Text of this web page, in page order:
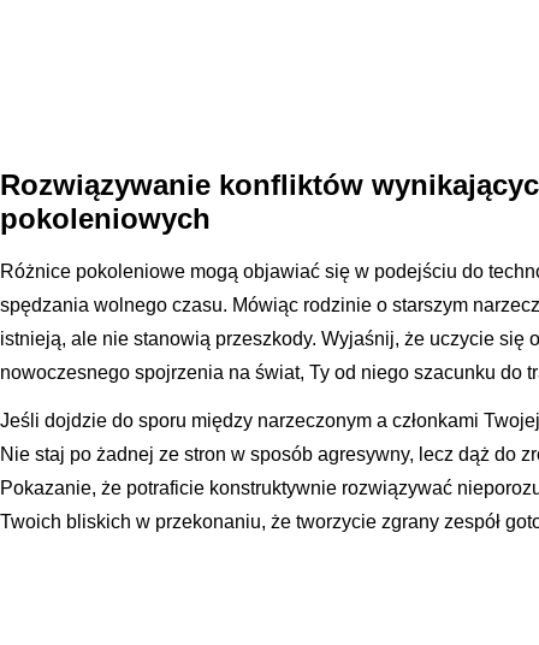
Rozwiązywanie konfliktów
pokoleniowych
Różnice pokoleniowe mogą objawiać się w podejściu do
spędzania wolnego czasu. Mówiąc rodzinie o starszym
istnieją, ale nie stanowią przeszkody. Wyjaśnij, że uczycie się
nowoczesnego spojrzenia na świat, Ty od niego szacunku do
Jeśli dojdzie do sporu między narzeczonym a członkami
Nie staj po żadnej ze stron w sposób agresywny, lecz dąż do
Pokazanie, że potraficie konstruktywnie rozwiązywać
Twoich bliskich w przekonaniu, że tworzycie zgrany zespół